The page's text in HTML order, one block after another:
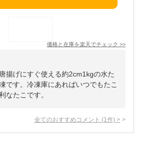
価格と在庫を楽天でチェック >>
揚げにすぐ使える約2cm1kgの水た
です。冷凍庫にあればいつでもたこ
なたこです。
全てのおすすめコメント (1 件) >